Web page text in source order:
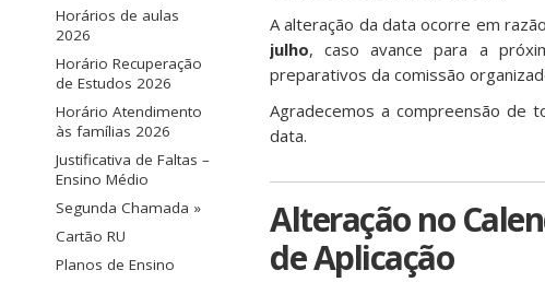
Horários de aulas
2026
Horário Recuperação
de Estudos 2026
Horário Atendimento
às famílias 2026
Justificativa de Faltas –
Ensino Médio
Segunda Chamada »
Cartão RU
Planos de Ensino
A alteração da data ocorre em
julho, caso avance para a
preparativos da comissão
Agradecemos a compreensão de
data.
Alteração no
de Aplicação